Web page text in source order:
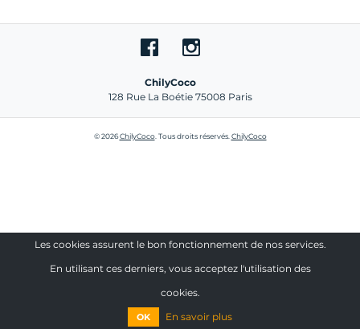
ChilyCoco
128 Rue La Boétie 75008 Paris
© 2026ChilyCoco. Tous droits réservés. ChilyCoco
Les cookies assurent le bon fonctionnement de nos services.
En utilisant ces derniers, vous acceptez l'utilisation des
cookies.
OK En savoir plus